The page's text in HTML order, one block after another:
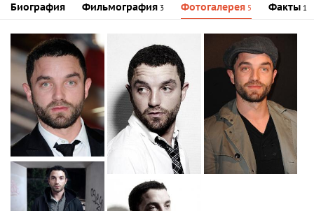
Биография Фильмография 3 Фотогалерея 5 Факты 1